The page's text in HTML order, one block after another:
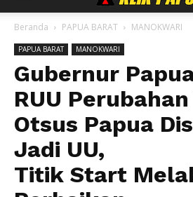
Beranda PAPUA BARAT MANOKWARI
PAPUA BARAT MANOKWARI
Gubernur
RUU
Otsus Papua
Jadi UU,
Titik Start